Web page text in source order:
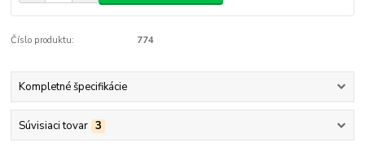
Číslo produktu: 774
Kompletné špecifikácie
Súvisiaci tovar 3